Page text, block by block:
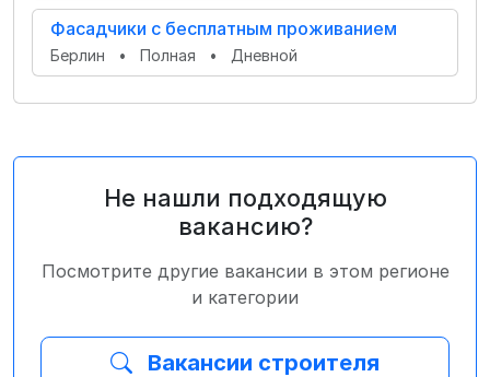
Фасадчики с бесплатным проживанием
Берлин • Полная • Дневной
Не нашли подходящую
вакансию?
Посмотрите другие вакансии в этом регионе
и категории
Вакансии строителя